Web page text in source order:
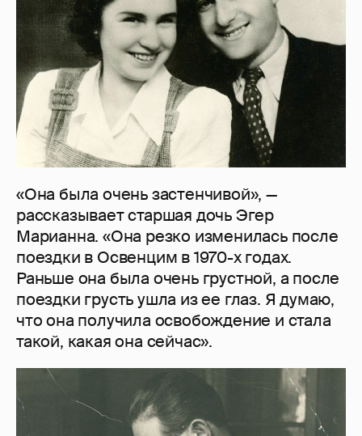
«Она была очень застенчивой», —
рассказывает старшая дочь Эгер
Марианна. «Она резко изменилась после
поездки в Освенцим в 1970-х годах.
Раньше она была очень грустной, а после
поездки грусть ушла из ее глаз. Я думаю,
что она получила освобождение и стала
такой, какая она сейчас».